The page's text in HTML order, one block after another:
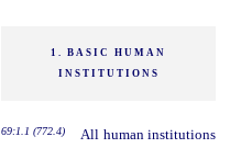
1. BASIC HUMAN
INSTITUTIONS
69:1.1 (772.4)
All human institutions